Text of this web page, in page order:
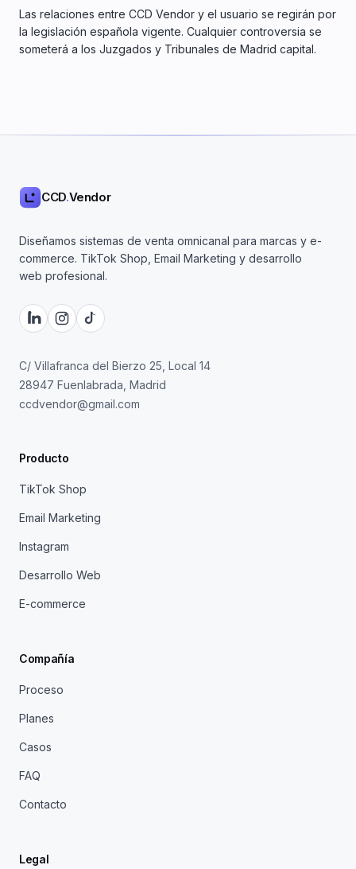
Las relaciones entre CCD Vendor y el usuario se regirán por
la legislación española vigente. Cualquier controversia se
someterá a los Juzgados y Tribunales de Madrid capital.
CCD.Vendor
Diseñamos sistemas de venta omnicanal para marcas y e-
commerce. TikTok Shop, Email Marketing y desarrollo
web profesional.
C/ Villafranca del Bierzo 25, Local 14
28947 Fuenlabrada, Madrid
ccdvendor@gmail.com
Producto
TikTok Shop
Email Marketing
Instagram
Desarrollo Web
E-commerce
Compañía
Proceso
Planes
Casos
FAQ
Contacto
Legal